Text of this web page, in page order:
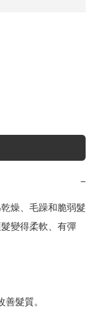
−
燥、毛躁和脆弱髮
變得柔軟、有彈
髮質。